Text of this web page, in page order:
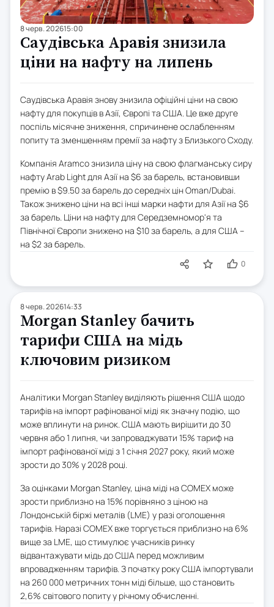
8 черв. 202615:00
Саудівська Аравія знизила
ціни на нафту на липень
Саудівська Аравія знову знизила офіційні ціни на свою
нафту для покупців в Азії, Європі та США. Це вже друге
поспіль місячне зниження, спричинене ослабленням
попиту та зменшенням премії за нафту з Близького Сходу.
Компанія Aramco знизила ціну на свою флагманську сиру
нафту Arab Light для Азії на $6 за барель, встановивши
премію в $9.50 за барель до середніх цін Oman/Dubai.
Також знижено ціни на всі інші марки нафти для Азії на $6
за барель. Ціни на нафту для Середземномор'я та
Північної Європи знижено на $10 за барель, а для США –
на $2 за барель.
0
8 черв. 202614:33
Morgan Stanley бачить
тарифи США на мідь
ключовим ризиком
Аналітики Morgan Stanley виділяють рішення США щодо
тарифів на імпорт рафінованої міді як значну подію, що
може вплинути на ринок. США мають вирішити до 30
червня або 1 липня, чи запроваджувати 15% тариф на
імпорт рафінованої міді з 1 січня 2027 року, який може
зрости до 30% у 2028 році.
За оцінками Morgan Stanley, ціна міді на COMEX може
зрости приблизно на 15% порівняно з ціною на
Лондонській біржі металів (LME) у разі оголошення
тарифів. Наразі COMEX вже торгується приблизно на 6%
вище за LME, що стимулює учасників ринку
відвантажувати мідь до США перед можливим
впровадженням тарифів. З початку року США імпортували
на 260 000 метричних тонн міді більше, що становить
2,6% світового попиту у річному обчисленні.